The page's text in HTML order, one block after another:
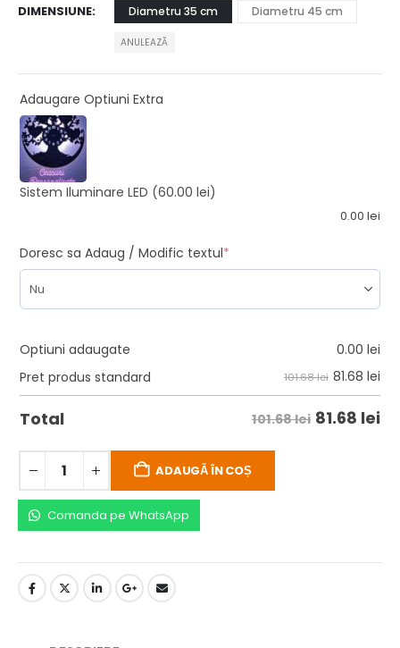
DIMENSIUNE Diametru 35 cm Diametru 45 cm
ANULEAZĂ
Adaugare Optiuni Extra
Sistem Iluminare LED (60.00 lei)
0.00 lei
Doresc sa Adaug / Modific textul*
Optiuni adaugate 0.00 lei
Pret produs standard
101.68 lei 81.68 lei
Total 101.68 lei 81.68 lei
ADAUGĂ ÎN COȘ
Comanda pe WhatsApp